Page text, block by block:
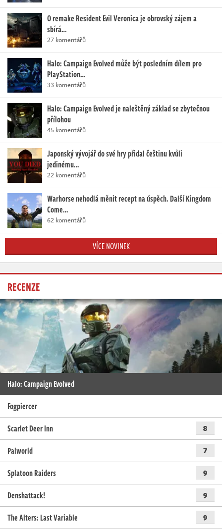
O remake Resident Evil Veronica je obrovský zájem a
sbírá…
27 komentářů
Halo: Campaign Evolved může být posledním dílem pro
PlayStation…
33 komentářů
Halo: Campaign Evolved je naleštěný základ se zbytečnou
přílohou
45 komentářů
Japonský vývojář do své hry přidal češtinu kvůli
jedinému…
22 komentářů
Warhorse nehodlá měnit recept na úspěch. Další Kingdom
Come…
62 komentářů
VÍCE NOVINEK
RECENZE
Halo: Campaign Evolved
Fogpiercer
Scarlet Deer Inn
8
Palworld 7
Splatoon Raiders 9
Denshattack! 9
The Alters: Last Variable 9